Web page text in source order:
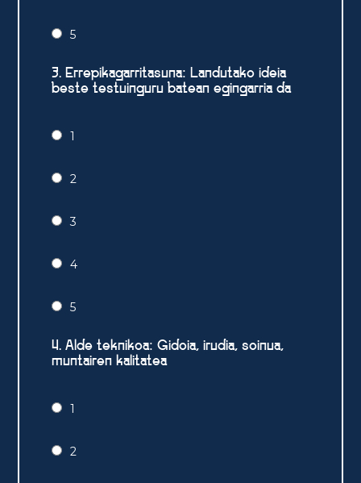
5
3. Errepikagarritasuna: Landutako ideia
beste testuinguru batean egingarria da
1
2
3
4
5
4. Alde teknikoa: Gidoia, irudia, soinua,
muntairen kalitatea
1
2